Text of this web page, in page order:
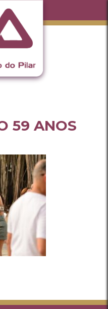
59 ANOS